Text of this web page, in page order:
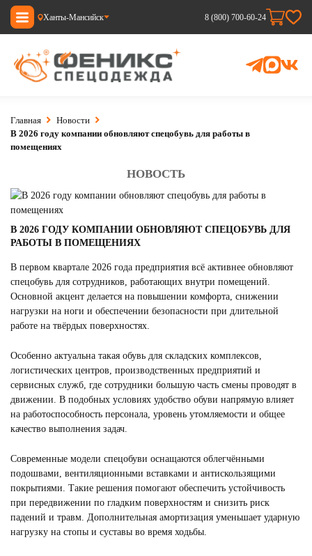
Ханты-Мансийск 8 (800) 700-60-24
Главная
Новости
В 2026 году компании обновляют спецобувь для работы в
помещениях
НОВОСТЬ
В 2026 ГОДУ КОМПАНИИ ОБНОВЛЯЮТ СПЕЦОБУВЬ ДЛЯ
РАБОТЫ В ПОМЕЩЕНИЯХ
В первом квартале 2026 года предприятия всё активнее обновляют
спецобувь для сотрудников, работающих внутри помещений.
Основной акцент делается на повышении комфорта, снижении
нагрузки на ноги и обеспечении безопасности при длительной
работе на твёрдых поверхностях.
Особенно актуальна такая обувь для складских комплексов,
логистических центров, производственных предприятий и
сервисных служб, где сотрудники большую часть смены проводят в
движении. В подобных условиях удобство обуви напрямую влияет
на работоспособность персонала, уровень утомляемости и общее
качество выполнения задач.
Современные модели спецобуви оснащаются облегчёнными
подошвами, вентиляционными вставками и антискользящими
покрытиями. Такие решения помогают обеспечить устойчивость
при передвижении по гладким поверхностям и снизить риск
падений и травм. Дополнительная амортизация уменьшает ударную
нагрузку на стопы и суставы во время ходьбы.